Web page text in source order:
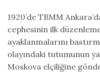
1920’de TBMM
cephesinin ilk
ayaklanmalarını
olayındaki tutumunun
Moskova elçiliğine